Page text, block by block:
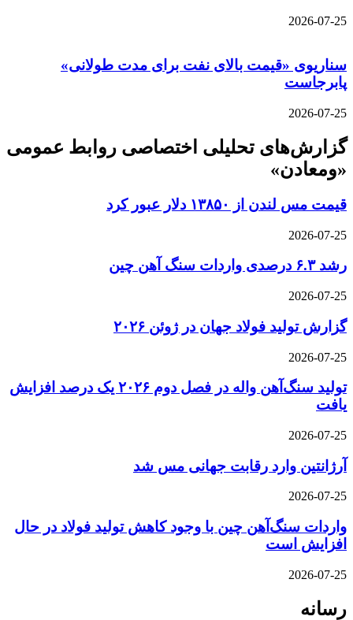
2026-07-25
سناریوی «قیمت بالای نفت برای مدت طولانی»
پابرجاست
2026-07-25
گزارش‌های تحلیلی اختصاصی روابط عمومی
«ومعادن»
قیمت مس لندن از ۱۳۸۵۰ دلار عبور کرد
2026-07-25
رشد ۶.۳ درصدی واردات سنگ آهن چین
2026-07-25
گزارش تولید فولاد جهان در ژوئن ۲۰۲۶
2026-07-25
تولید سنگ‌آهن واله در فصل دوم ۲۰۲۶ یک درصد افزایش
یافت
2026-07-25
آرژانتین وارد رقابت جهانی مس شد
2026-07-25
واردات سنگ‌آهن چین با وجود کاهش تولید فولاد در حال
افزایش است
2026-07-25
رسانه